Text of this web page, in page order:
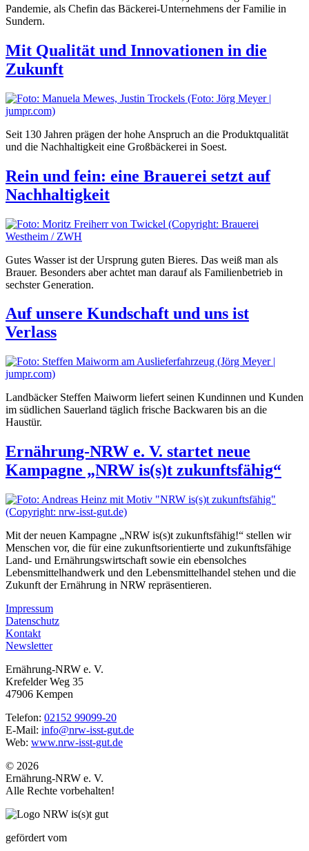
Pandemie, als Chefin das Bäckerei-Unternehmens der Familie in
Sundern.
Mit Qualität und Innovationen in die
Zukunft
Seit 130 Jahren prägen der hohe Anspruch an die Produktqualität
und die Nachhaltigkeit eine Großbäckerei in Soest.
Rein und fein: eine Brauerei setzt auf
Nachhaltigkeit
Gutes Wasser ist der Ursprung guten Bieres. Das weiß man als
Brauer. Besonders aber achtet man darauf als Familienbetrieb in
sechster Generation.
Auf unsere Kundschaft und uns ist
Verlass
Landbäcker Steffen Maiworm liefert seinen Kundinnen und Kunden
im südlichen Sauerland täglich frische Backwaren bis an die
Haustür.
Ernährung-NRW e. V. startet neue
Kampagne „NRW is(s)t zukunftsfähig“
Mit der neuen Kampagne „NRW is(s)t zukunftsfähig!“ stellen wir
Menschen vor, die für eine zukunftsorientierte und zukunftsfähige
Land- und Ernährungswirtschaft sowie ein ebensolches
Lebensmittelhandwerk und den Lebensmittelhandel stehen und die
Zukunft der Ernährung in NRW repräsentieren.
Impressum
Datenschutz
Kontakt
Newsletter
Ernährung-NRW e. V.
Krefelder Weg 35
47906 Kempen
Telefon: 02152 99099-20
E-Mail: info@nrw-isst-gut.de
Web: www.nrw-isst-gut.de
© 2026
Ernährung-NRW e. V.
Alle Rechte vorbehalten!
gefördert vom